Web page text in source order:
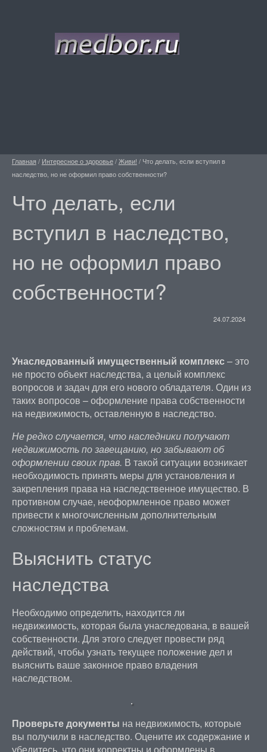
Главная / Интересное о здоровье/Живи! / Что делать, если вступил в
наследство, но не оформил право собственности?
Что делать, если
вступил в наследство,
но не оформил право
собственности?
24.07.2024
Унаследованный имущественный комплекс– это
не просто объект наследства, а целый комплекс
вопросов и задач для его нового обладателя. Один из
таких вопросов – оформление права собственности
на недвижимость, оставленную в наследство.
Не редко случается, что наследники получают
недвижимость по завещанию, но забывают об
оформлении своих прав. В такой ситуации возникает
необходимость принять меры для установления и
закрепления права на наследственное имущество. В
противном случае, неоформленное право может
привести к многочисленным дополнительным
сложностям и проблемам.
Выяснить статус
наследства
Необходимо определить, находится ли
недвижимость, которая была унаследована, в вашей
собственности. Для этого следует провести ряд
действий, чтобы узнать текущее положение дел и
выяснить ваше законное право владения
наследством.
Проверьте документы на недвижимость, которые
вы получили в наследство. Оцените их содержание и